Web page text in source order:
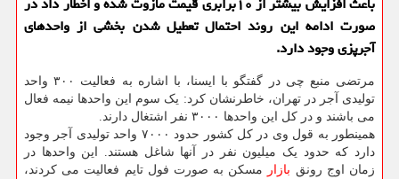
صورت ادامه این روند احتمال تعطیل شدن بخشی از واحدهای
آجرپزی وجود دارد.
مرتضی منبع چی در گفتگو با ایسنا، با اشاره به فعالیت ۳۰۰ واحد
تولیدی آجر در تهران، خاطرنشان کرد: یک سوم این واحدها نیمه فعال
می باشند و در کل این واحدها ۳۰۰۰ نفر اشتغال دارند.
همینطور به قول وی در کل کشور حدود ۷۰۰۰ واحد تولیدی آجر وجود
دارد که حدود یک میلیون نفر در آنها شاغل هستند. این واحدها در
زمان اوج رونق بازار
مسکن به صورت فول تایم فعالیت می کردند،